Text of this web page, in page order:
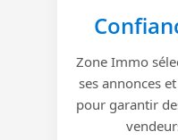
Zone Immo
ses annonces
pour garantir